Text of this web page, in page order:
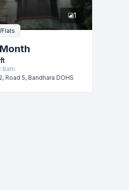
1
Bath
Road 5, Baridhara DOHS